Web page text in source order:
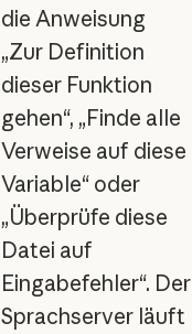
die Anweisung
„Zur Definition
dieser Funktion
gehen“, „Finde alle
Verweise auf diese
Variable“ oder
„Überprüfe diese
Datei auf
Eingabefehler“. Der
Sprachserver läuft